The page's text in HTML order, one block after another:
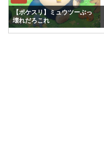
【ポケスリ】ミュウツーぶっ
壊れだろこれ